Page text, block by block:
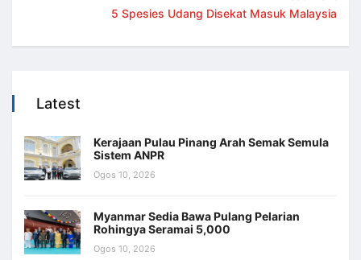
5 Spesies Udang Disekat Masuk Malaysia
Latest
Kerajaan Pulau Pinang Arah Semak Semula
Sistem ANPR
Ogos 10, 2026
Myanmar Sedia Bawa Pulang Pelarian
Rohingya Seramai 5,000
Ogos 10, 2026